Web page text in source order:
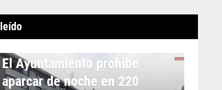
APARCAMIENTO
El Ayuntamiento prohíbe
aparcar de noche en 220